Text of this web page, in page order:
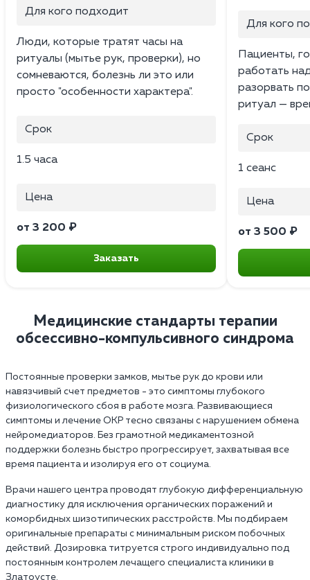
Для кого подходит
Люди, которые тратят часы на
ритуалы (мытье рук, проверки), но
сомневаются, болезнь ли это или
просто "особенности характера".
Срок
1.5 часа
Цена
от 3 200 ₽
Заказать
Для кого
Пациенты,
работать
разорвать
ритуал —
Срок
1 сеанс
Цена
от 3 500 ₽
Медицинские стандарты терапии
обсессивно-компульсивного синдрома
Постоянные проверки замков, мытье рук до крови или
навязчивый счет предметов - это симптомы глубокого
физиологического сбоя в работе мозга. Развивающиеся
симптомы и лечение ОКР тесно связаны с нарушением обмена
нейромедиаторов. Без грамотной медикаментозной
поддержки болезнь быстро прогрессирует, захватывая все
время пациента и изолируя его от социума.
Врачи нашего центра проводят глубокую дифференциальную
диагностику для исключения органических поражений и
коморбидных шизотипических расстройств. Мы подбираем
оригинальные препараты с минимальным риском побочных
действий. Дозировка титруется строго индивидуально под
постоянным контролем лечащего специалиста клиники в
Златоусте.